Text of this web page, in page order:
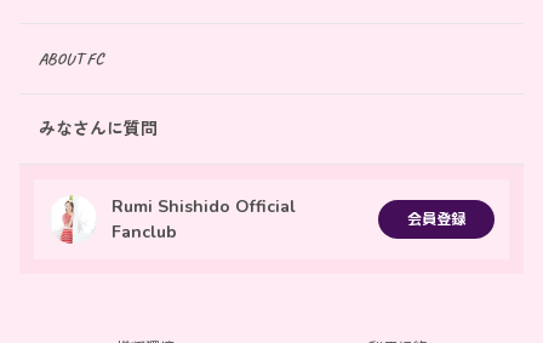
ABOUT FC
みなさんに質問
Rumi Shishido Official
Fanclub
会員登録